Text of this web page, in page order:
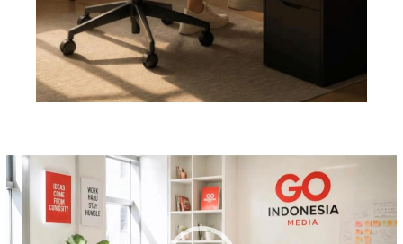
Pemutar
Video